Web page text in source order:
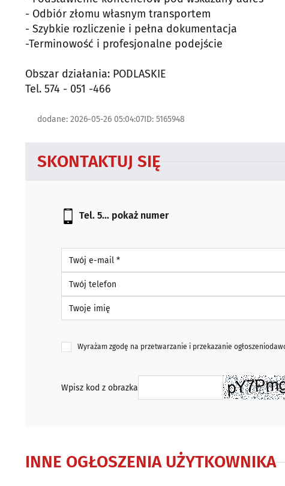
- Odbiór złomu własnym transportem
- Szybkie rozliczenie i pełna dokumentacja
-Terminowość i profesjonalne podejście
Obszar działania: PODLASKIE
Tel. 574 - 051 -466
dodane: 2026-05-26 05:04:07ID: 5165948
SKONTAKTUJ SIĘ
Tel. 5... pokaż numer
Wyrażam zgodę na przetwarzanie i przekazanie
Wpisz kod z obrazka
INNE OGŁOSZENIA UŻYTKOWNIKA